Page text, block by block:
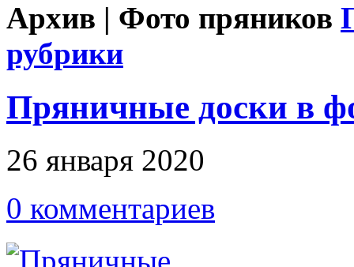
Архив | Фото пряников
рубрики
Пряничные доски в
26 января 2020
0 комментариев